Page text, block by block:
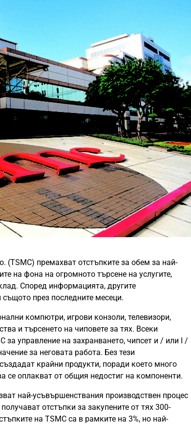
(TSMC) премахват отстъпките за обем за най-
на фона на огромното търсене на услугите,
Според информацията, другите
през последните месеци.
компютри, игрови конзоли, телевизори,
и търсенето на чиповете за тях. Всеки
за управление на захранването, чипсет и / или I /
за неговата работа. Без тези
крайни продукти, поради което много
се оплакват от общия недостиг на компоненти.
най-усъвършенствания производствен процес
отстъпки за закупените от тях 300-
на TSMC са в рамките на 3%, но най-